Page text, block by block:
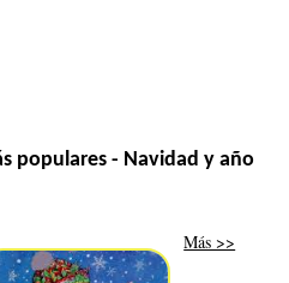
populares - Navidad y año
Más >>